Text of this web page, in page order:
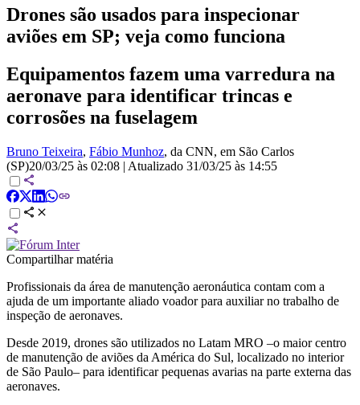
Drones são usados para inspecionar
aviões em SP; veja como funciona
Equipamentos fazem uma varredura na
aeronave para identificar trincas e
corrosões na fuselagem
Bruno Teixeira, Fábio Munhoz, da CNN, em São Carlos
(SP)20/03/25 às 02:08 | Atualizado 31/03/25 às 14:55
Compartilhar matéria
Profissionais da área de manutenção aeronáutica contam com a
ajuda de um importante aliado voador para auxiliar no trabalho de
inspeção de aeronaves.
Desde 2019, drones são utilizados no Latam MRO –o maior centro
de manutenção de aviões da América do Sul, localizado no interior
de São Paulo– para identificar pequenas avarias na parte externa das
aeronaves.